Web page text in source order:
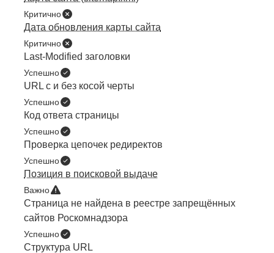
Критично
Дата обновления карты сайта
Критично
Last-Modified заголовки
Успешно
URL с и без косой черты
Успешно
Код ответа страницы
Успешно
Проверка цепочек редиректов
Успешно
Позиция в поисковой выдаче
Важно
Страница не найдена в реестре запрещённых
сайтов Роскомнадзора
Успешно
Структура URL